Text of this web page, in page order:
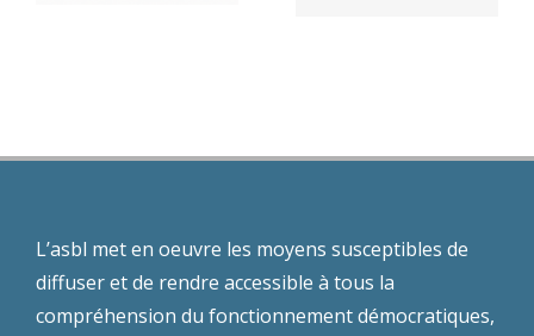
L’asbl met en oeuvre les moyens susceptibles de
diffuser et de rendre accessible à tous la
compréhension du fonctionnement démocratiques,